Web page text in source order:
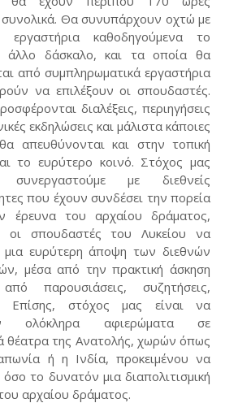
συνολικά. Θα συνυπάρχουν οχτώ με
εργαστήρια καθοδηγούμενα το
άλλο δάσκαλο, και τα οποία θα
από συμπληρωματικά εργαστήρια
να επιλέξουν οι σπουδαστές.
διαλέξεις, περιηγήσεις
εκδηλώσεις και μάλιστα κάποιες
απευθύνονται και στην τοπική
το ευρύτερο κοινό. Στόχος μας
με διεθνείς
που έχουν συνδέσει την πορεία
έρευνα του αρχαίου δράματος,
οι σπουδαστές του Λυκείου να
μια ευρύτερη άποψη των διεθνών
μέσα από την πρακτική άσκηση
παρουσιάσεις, συζητήσεις,
Επίσης, στόχος μας είναι να
ολόκληρα αφιερώματα σε
θέατρα της Ανατολής, χωρών όπως
ή η Ινδία, προκειμένου να
το δυνατόν μια διαπολιτισμική
αρχαίου δράματος.